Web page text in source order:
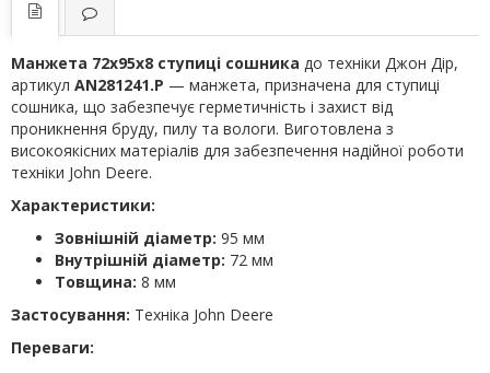
Манжета 72х95х8 ступиці сошника до техніки Джон Дір,
артикул AN281241.P — манжета, призначена для ступиці
сошника, що забезпечує герметичність і захист від
проникнення бруду, пилу та вологи. Виготовлена з
високоякісних матеріалів для забезпечення надійної роботи
техніки John Deere.
Характеристики:
Зовнішній діаметр: 95 мм
Внутрішній діаметр: 72 мм
Товщина: 8 мм
Застосування: Техніка John Deere
Переваги: